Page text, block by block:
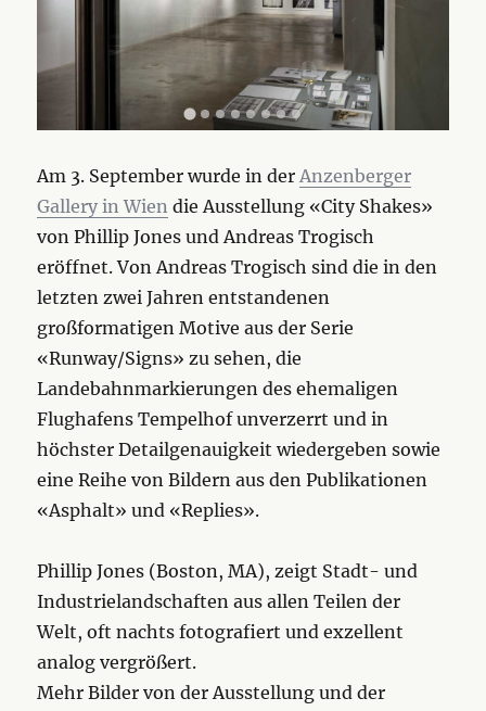
Am 3. September wurde in derAnzenberger
Gallery in Wien die Ausstellung «City Shakes»
von Phillip Jones und Andreas Trogisch
eröffnet. Von Andreas Trogisch sind die in den
letzten zwei Jahren entstandenen
großformatigen Motive aus der Serie
«Runway/Signs» zu sehen, die
Landebahnmarkierungen des ehemaligen
Flughafens Tempelhof unverzerrt und in
höchster Detailgenauigkeit wiedergeben sowie
eine Reihe von Bildern aus den Publikationen
«Asphalt» und «Replies».
Phillip Jones (Boston, MA), zeigt Stadt- und
Industrielandschaften aus allen Teilen der
Welt, oft nachts fotografiert und exzellent
analog vergrößert.
Mehr Bilder von der Ausstellung und der